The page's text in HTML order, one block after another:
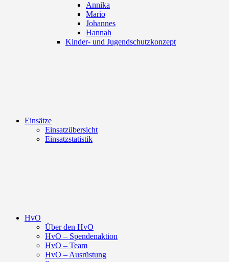
Annika
Mario
Johannes
Hannah
Kinder- und Jugendschutzkonzept
Einsätze
Einsatzübersicht
Einsatzstatistik
HvO
Über den HvO
HvO – Spendenaktion
HvO – Team
HvO – Ausrüstung